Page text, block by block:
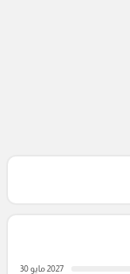
2027 مايو 30